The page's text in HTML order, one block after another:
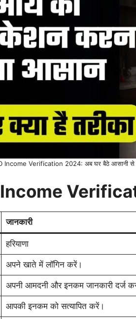
Income Verification 2024: अब घर बैठे आसानी से
जानकारी
हरियाणा
अपने खाते में लॉगिन करें।
अपनी आमदनी और इनकम जानकारी दर्ज
आपकी इनकम को सत्यापित करें।